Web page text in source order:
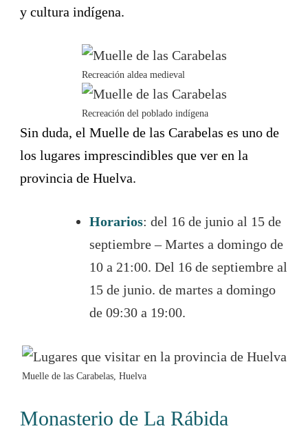
y cultura indígena.
Recreación aldea medieval
Recreación del poblado indígena
Sin duda, el Muelle de las Carabelas es uno de
los lugares imprescindibles que ver en la
provincia de Huelva.
Horarios: del 16 de junio al 15 de
septiembre – Martes a domingo de
10 a 21:00. Del 16 de septiembre al
15 de junio. de martes a domingo
de 09:30 a 19:00.
Muelle de las Carabelas, Huelva
Monasterio de La Rábida